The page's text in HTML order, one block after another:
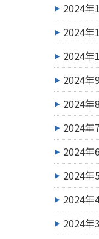
2024年
2024年
2024年
2024年
2024年
2024年
2024年
2024年
2024年
2024年